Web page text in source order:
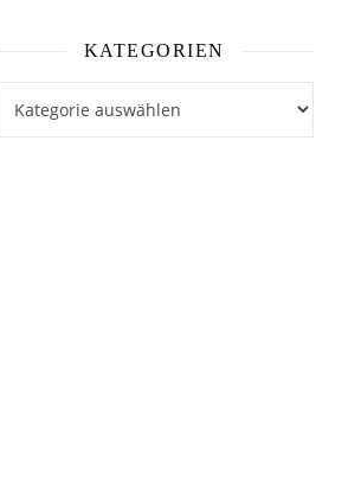
KATEGORIEN